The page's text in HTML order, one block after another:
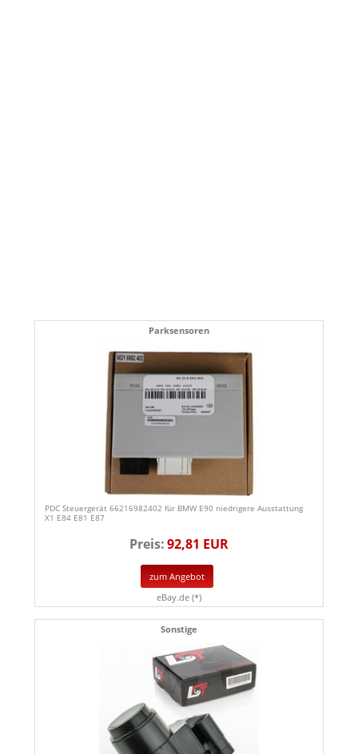
Parksensoren
PDC Steuergerät 66216982402 für BMW E90 niedrigere Ausstattung
X1 E84 E81 E87
Preis:92,81 EUR
zum Angebot
eBay.de (*)
Sonstige